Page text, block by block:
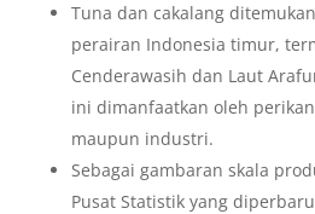
Tuna dan cakalang
perairan Indonesia timur,
Cenderawasih dan Laut
ini dimanfaatkan oleh
maupun industri.
Sebagai gambaran skala
Pusat Statistik yang